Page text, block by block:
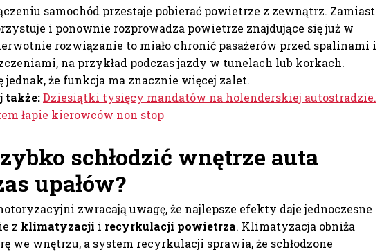
samochód przestaje pobierać powietrze z zewnątrz. Zamiast
i ponownie rozprowadza powietrze znajdujące się już w
rozwiązanie to miało chronić pasażerów przed spalinami i
na przykład podczas jazdy w tunelach lub korkach.
jednak, że funkcja ma znacznie więcej zalet.
także:Dziesiątki tysięcy mandatów na holenderskiej autostradzie.
łapie kierowców non stop
schłodzić wnętrze auta
upałów?
zwracają uwagę, że najlepsze efekty daje jednoczesne
z klimatyzacji i recyrkulacji powietrza. Klimatyzacja obniża
we wnętrzu, a system recyrkulacji sprawia, że schłodzone